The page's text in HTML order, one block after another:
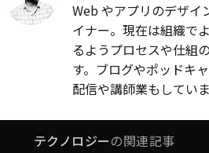
Web やアプリのデザイ
イナー。現在は組織で
るようプロセスや仕組
す。ブログやポッドキ
配信や講師業もしていま
テクノロジーの関連記事